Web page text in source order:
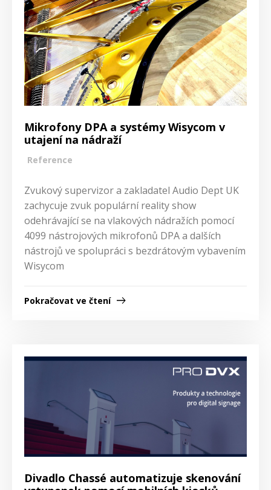
Mikrofony DPA a systémy Wisycom v
utajení na nádraží
Reference
Zvukový supervizor a zakladatel Audio Dept UK
zachycuje zvuk populární reality show
odehrávající se na vlakových nádražích pomocí
4099 nástrojových mikrofonů DPA a dalších
nástrojů ve spolupráci s bezdrátovým vybavením
Wisycom
Pokračovat ve čtení
Divadlo Chassé automatizuje skenování